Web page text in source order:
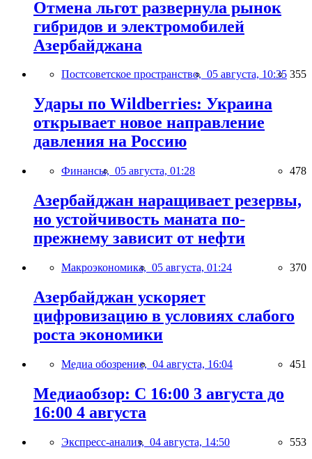
Отмена льгот развернула рынок
гибридов и электромобилей
Азербайджана
Постсоветское пространство, 05 августа, 10:35 355
Удары по Wildberries: Украина
открывает новое направление
давления на Россию
Финансы, 05 августа, 01:28 478
Азербайджан наращивает резервы,
но устойчивость маната по-
прежнему зависит от нефти
Макроэкономика, 05 августа, 01:24 370
Азербайджан ускоряет
цифровизацию в условиях слабого
роста экономики
Медиа обозрение, 04 августа, 16:04 451
Медиаобзор: С 16:00 3 августа до
16:00 4 августа
Экспресс-анализ, 04 августа, 14:50 553